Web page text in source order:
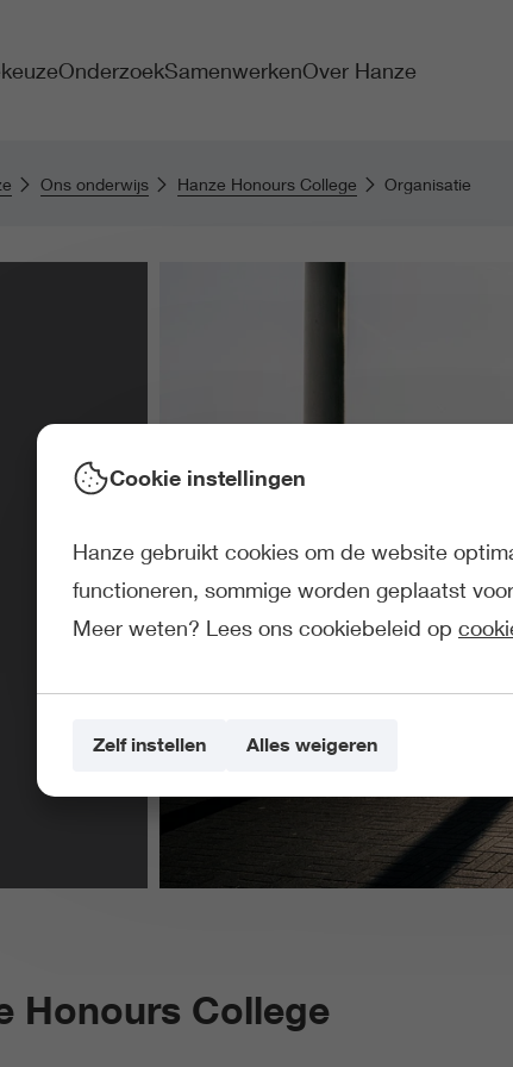
OnderzoekSamenwerkenOver Hanze
Ons onderwijs Hanze Honours College Organisatie
Honours College
Cookie instellingen
Hanze gebruikt cookies om de website
functioneren, sommige worden geplaatst
Meer weten? Lees ons cookiebeleid op
Zelf instellen Alles weigeren